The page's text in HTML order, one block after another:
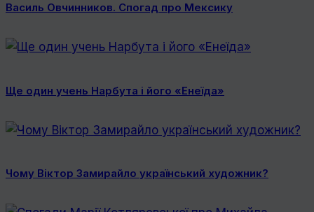
Василь Овчинников. Спогад про Мексику
Ще один учень Нарбута і його «Енеїда»
Чому Віктор Замирайло український художник?